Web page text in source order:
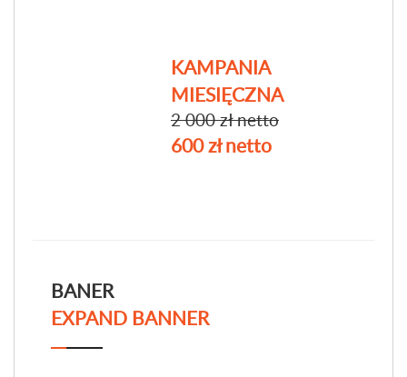
KAMPANIA
MIESIĘCZNA
2 000 zł netto
600 zł netto
BANER
EXPAND BANNER